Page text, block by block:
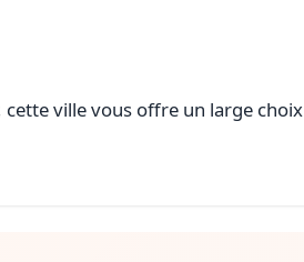
cette ville vous offre un large choix